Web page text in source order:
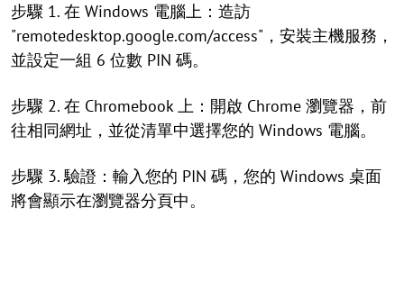
步驟 1. 在 Windows 電腦上：造訪
"remotedesktop.google.com/access"，安裝主機服務，
並設定一組 6 位數 PIN 碼。
步驟 2. 在 Chromebook 上：開啟 Chrome 瀏覽器，前
往相同網址，並從清單中選擇您的 Windows 電腦。
步驟 3. 驗證：輸入您的 PIN 碼，您的 Windows 桌面
將會顯示在瀏覽器分頁中。